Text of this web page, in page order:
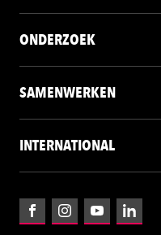
ONDERZOEK
SAMENWERKEN
INTERNATIONAL
FacebookInstagramYouTubeLinkedIn